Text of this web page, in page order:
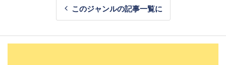
このジャンルの記事一覧に